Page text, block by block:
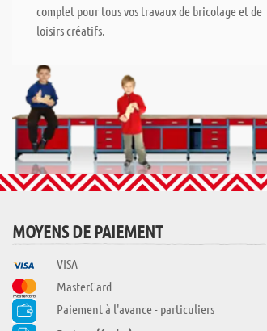
complet pour tous vos travaux de bricolage et de
loisirs créatifs.
MOYENS DE PAIEMENT
VISA
MasterCard
Paiement à l'avance - particuliers